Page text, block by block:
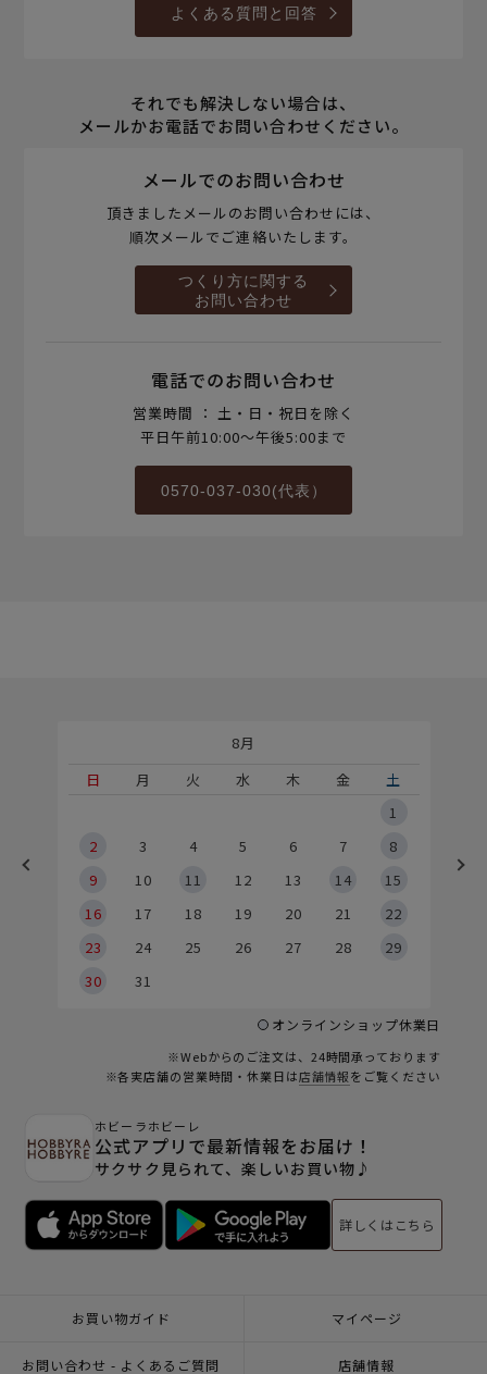
よくある質問と回答
それでも解決しない場合は、
メールかお電話でお問い合わせください。
メールでのお問い合わせ
頂きましたメールのお問い合わせには、
順次メールでご連絡いたします。
つくり方に関する
お問い合わせ
電話でのお問い合わせ
営業時間 ： 土・日・祝日を除く
平日午前10:00～午後5:00まで
0570-037-030(代表）
8月
日
月 火 水 木 金
土
1
2
3 4 5 6 7
8
9
10 11 12 13 14
15
16
17 18 19 20 21
22
23
24 25 26 27 28
29
30
31
オンラインショップ休業日
※Webからのご注文は、24時間承っております
※各実店舗の営業時間・休業日は店舗情報をご覧ください
ホビーラホビーレ
公式アプリで最新情報をお届け！
サクサク見られて、楽しいお買い物♪
詳しくはこちら
お買い物ガイド マイページ
お問い合わせ - よくあるご質問 店舗情報